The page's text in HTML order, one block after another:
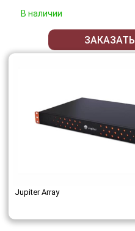
В наличии
ЗАКАЗАТЬ
Jupiter Array